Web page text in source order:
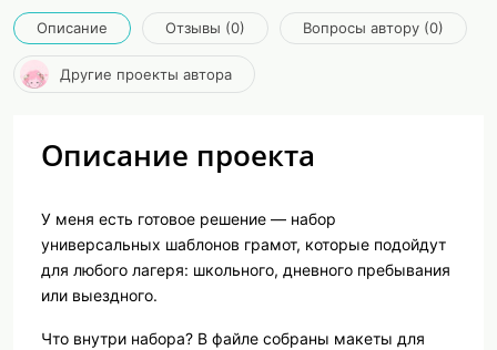
Описание Отзывы (0) Вопросы автору (0)
Другие проекты автора
Описание проекта
У меня есть готовое решение — набор
универсальных шаблонов грамот, которые подойдут
для любого лагеря: школьного, дневного пребывания
или выездного.
Что внутри набора? В файле собраны макеты для